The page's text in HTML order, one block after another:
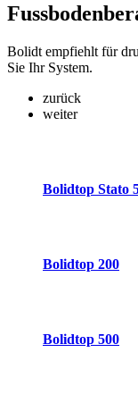
Bolidt empfiehlt für
Sie Ihr System.
zurück
weiter
Bolidtop Stato
Bolidtop 200
Bolidtop 500